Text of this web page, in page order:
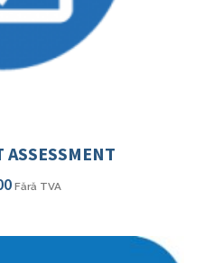
ASSESSMENT
Fără TVA